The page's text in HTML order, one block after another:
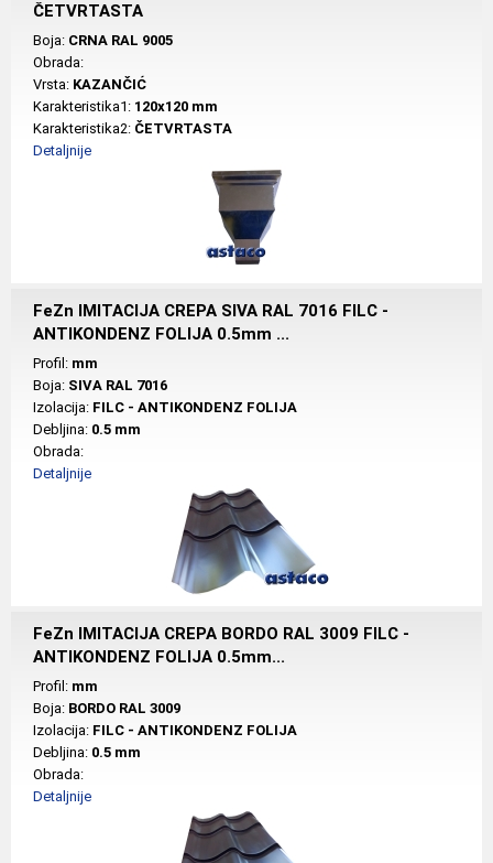
ČETVRTASTA
Boja: CRNA RAL 9005
Obrada:
Vrsta: KAZANČIĆ
Karakteristika1: 120x120 mm
Karakteristika2: ČETVRTASTA
Detaljnije
FeZn IMITACIJA CREPA SIVA RAL 7016 FILC -
ANTIKONDENZ FOLIJA 0.5mm ...
Profil: mm
Boja: SIVA RAL 7016
Izolacija: FILC - ANTIKONDENZ FOLIJA
Debljina: 0.5 mm
Obrada:
Detaljnije
FeZn IMITACIJA CREPA BORDO RAL 3009 FILC -
ANTIKONDENZ FOLIJA 0.5mm...
Profil: mm
Boja: BORDO RAL 3009
Izolacija: FILC - ANTIKONDENZ FOLIJA
Debljina: 0.5 mm
Obrada:
Detaljnije